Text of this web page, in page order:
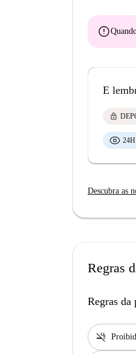
error
E
lock
Descubra as
Regras
Regras da
smoke_free